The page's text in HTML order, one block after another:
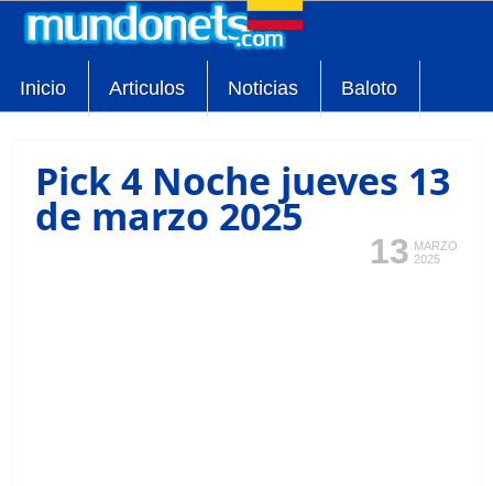
Inicio Articulos Noticias Baloto
Pick 4 Noche jueves 13
de marzo 2025
13 MARZO
2025